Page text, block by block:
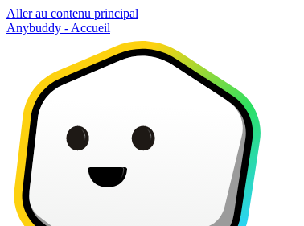
Aller au contenu principal
Anybuddy - Accueil